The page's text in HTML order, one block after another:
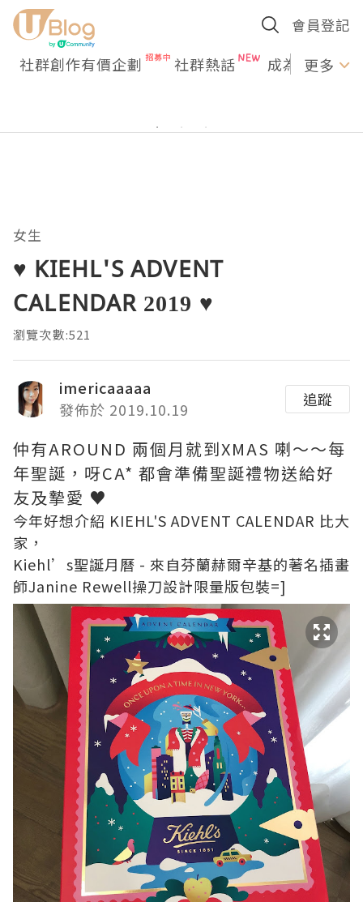
會員登記
社群創作有價企劃 社群熱話 成為U更多
女生
♥ KIEHL'S ADVENT
CALENDAR 2019 ♥
瀏覽次數:521
imericaaaaa
發佈於 2019.10.19
追蹤
仲有AROUND 兩個月就到XMAS 喇～～每
年聖誕，呀CA* 都會準備聖誕禮物送給好
友及摯愛 ♥
今年好想介紹 KIEHL'S ADVENT CALENDAR 比大
家，
Kiehl’s聖誕月曆 - 來自芬蘭赫爾辛基的著名插畫
師Janine Rewell操刀設計限量版包裝=]